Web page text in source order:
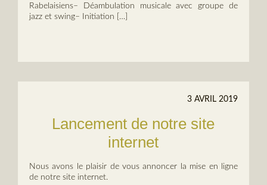
Rabelaisiens– Déambulation musicale avec groupe de
jazz et swing– Initiation […]
3 AVRIL 2019
Lancement de notre site
internet
Nous avons le plaisir de vous annoncer la mise en ligne
de notre site internet.